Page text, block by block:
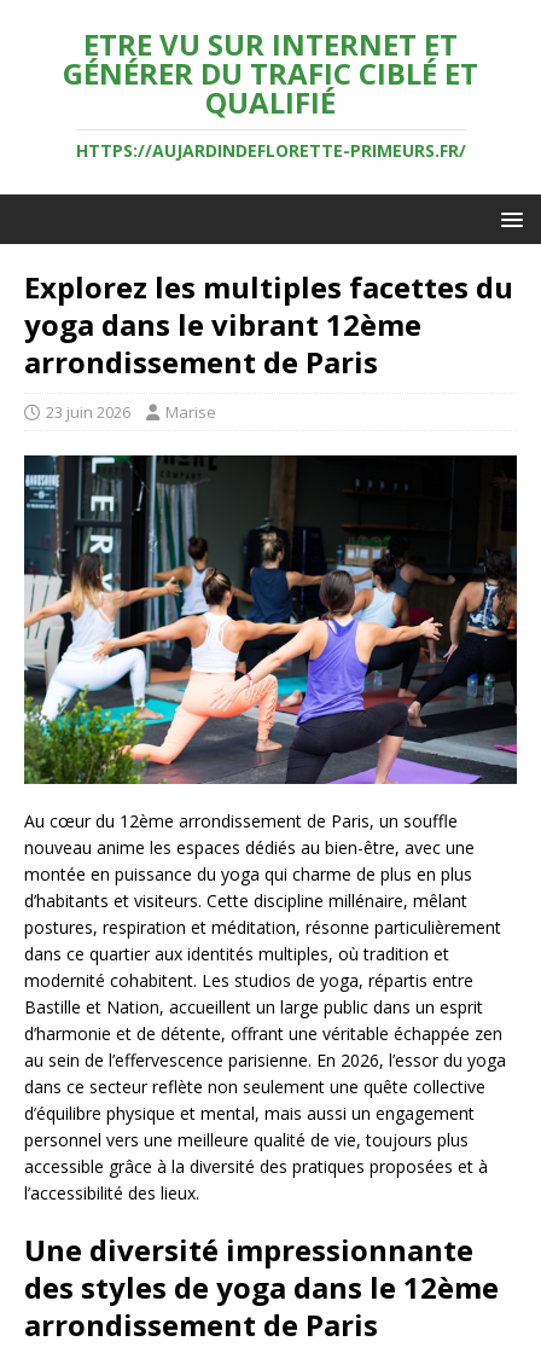
ETRE VU SUR INTERNET ET
GÉNÉRER DU TRAFIC CIBLÉ ET
QUALIFIÉ
HTTPS://AUJARDINDEFLORETTE-PRIMEURS.FR/
Explorez les multiples facettes du
yoga dans le vibrant 12ème
arrondissement de Paris
23 juin 2026 Marise
Au cœur du 12ème arrondissement de Paris, un souffle
nouveau anime les espaces dédiés au bien-être, avec une
montée en puissance du yoga qui charme de plus en plus
d’habitants et visiteurs. Cette discipline millénaire, mêlant
postures, respiration et méditation, résonne particulièrement
dans ce quartier aux identités multiples, où tradition et
modernité cohabitent. Les studios de yoga, répartis entre
Bastille et Nation, accueillent un large public dans un esprit
d’harmonie et de détente, offrant une véritable échappée zen
au sein de l’effervescence parisienne. En 2026, l’essor du yoga
dans ce secteur reflète non seulement une quête collective
d’équilibre physique et mental, mais aussi un engagement
personnel vers une meilleure qualité de vie, toujours plus
accessible grâce à la diversité des pratiques proposées et à
l’accessibilité des lieux.
Une diversité impressionnante
des styles de yoga dans le 12ème
arrondissement de Paris